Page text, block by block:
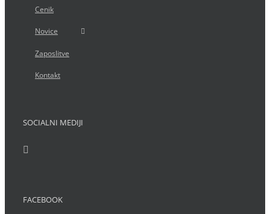
Cenik
Novice
Zaposlitve
Kontakt
SOCIALNI MEDIJI
FACEBOOK